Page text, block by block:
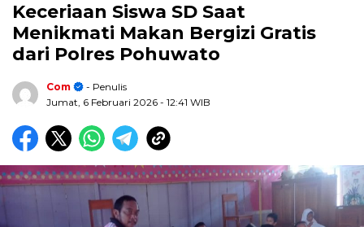
Keceriaan Siswa SD Saat
Menikmati Makan Bergizi Gratis
dari Polres Pohuwato
Com
- Penulis
Jumat, 6 Februari 2026 - 12:41 WIB